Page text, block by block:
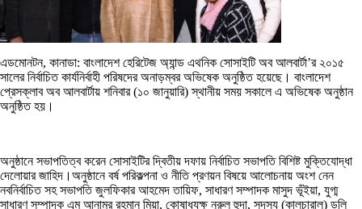
এডমোনটন, কানাডা: বাংলাদেশ হেরিটেজ অ্যান্ড এথনিক সোসাইটি অব আলবার্টা’র ২০১৫
সালের নির্বাচিত কার্যনির্বাহী পরিষদের অনাড়ম্বর অভিষেক অনুষ্ঠিত হয়েছে। বাংলাদেশ
প্রেসক্লাব অব আলবার্টায় শনিবার (১০ জানুয়ারি) স্থানীয় সময় সকালে এ অভিষেক অনুষ্ঠান
অনুষ্ঠিত হয়।
অনুষ্ঠানে সভাপতিত্ব করেন সোসাইটির দ্বিতীয় দফায় নির্বাচিত সভাপতি বিশিষ্ট মুক্তিযোদ্ধা
দেলোয়ার জাহিদ।অনুষ্ঠানে বর্ষ পরিকল্পনা ও নীতি প্রণয়ন বিষয়ে আলোচনায় অংশ নেন
নবনির্বাচিত সহ সভাপতি জুলফিকার আহমেদ তায়িফ, সাধারণ সম্পাদক মাসুদ ভূঁইয়া, যুগ্ম
সাধারণ সম্পাদক এম আনামুর রহমান মিয়া, কোষাধ্যক্ষ নুরুল হুদা, সদস্য (কালচারাল) ডলি